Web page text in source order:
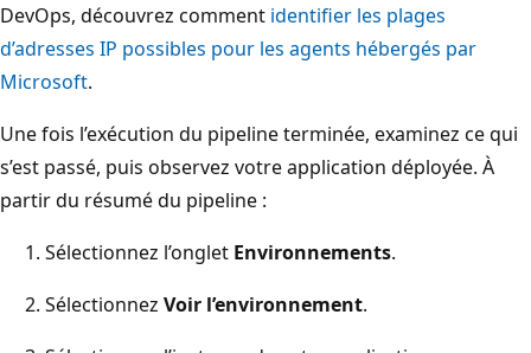
DevOps, découvrez comment identifier les plages
d’adresses IP possibles pour les agents hébergés par
Microsoft.
Une fois l’exécution du pipeline terminée, examinez ce qui
s’est passé, puis observez votre application déployée. À
partir du résumé du pipeline :
Sélectionnez l’onglet Environnements.
Sélectionnez Voir l’environnement.